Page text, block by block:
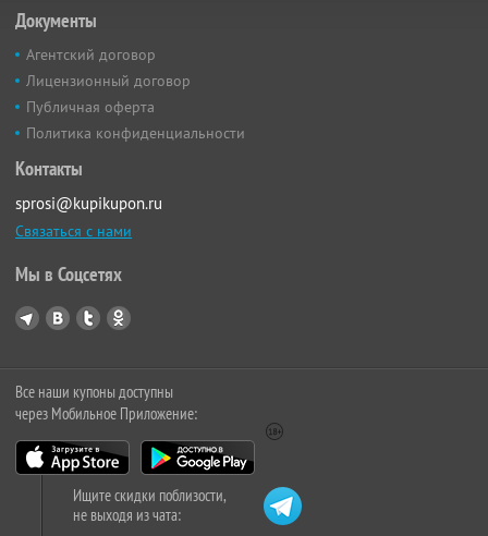
Документы
Агентский договор
Лицензионный договор
Публичная оферта
Политика конфиденциальности
Контакты
sprosi@kupikupon.ru
Связаться с нами
Мы в Соцсетях
Все наши купоны доступны
через Мобильное Приложение:
Ищите скидки поблизости,
не выходя из чата: